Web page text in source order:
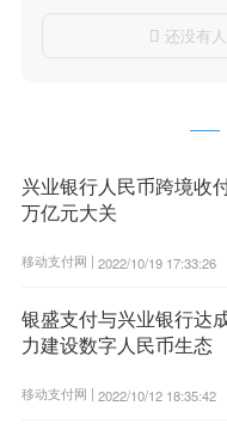
 还没有
兴业银行人民币跨境收
万亿元大关
移动支付网 | 2022/10/19 17:33:26
银盛支付与兴业银行达
力建设数字人民币生态
移动支付网 | 2022/10/12 18:35:42